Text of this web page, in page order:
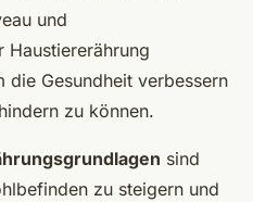
und
Haustiererährung
Gesundheit verbessern
zu können.
sind
zu steigern und